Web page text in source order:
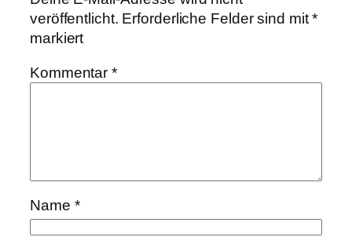
veröffentlicht. Erforderliche Felder sind mit*
markiert
Kommentar*
Name *